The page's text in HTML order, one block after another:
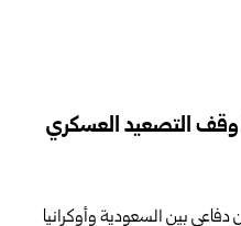
وقف التصعيد العسكري